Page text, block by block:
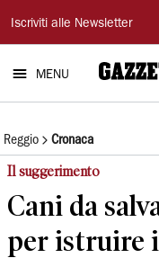
Gazzetta
di
Reggio
Iscriviti alle Newsletter
MENU
Reggio Cronaca
Il suggerimento
Cani da
per istruire